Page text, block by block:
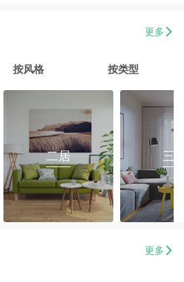
560平办公室装修 8万以上
8万以上
万泰城4室2厅 202平 8万以上
榕城区榕江一品3室2厅1卫 8万以上
金海湾4室2厅 8万以上
更多
按风格 按类型
二居 三
更多